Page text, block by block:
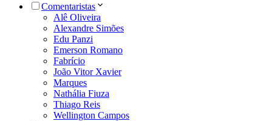
Comentaristas
Alê Oliveira
Alexandre Simões
Edu Panzi
Emerson Romano
Fabrício
João Vitor Xavier
Marques
Nathália Fiuza
Thiago Reis
Wellington Campos